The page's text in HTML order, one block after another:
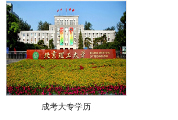
成考大专学历